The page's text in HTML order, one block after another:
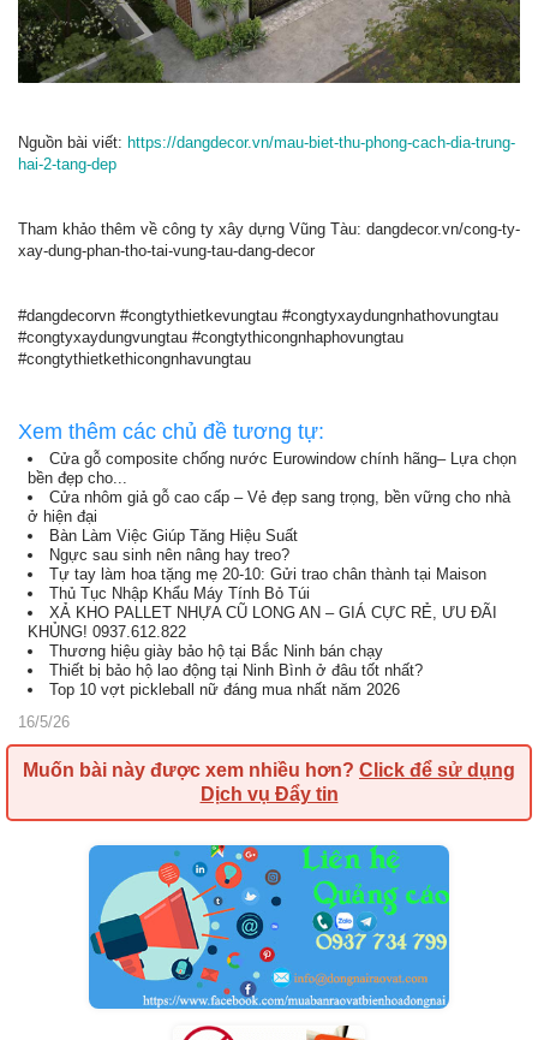
Nguồn bài viết: https://dangdecor.vn/mau-biet-thu-phong-cach-dia-trung-
hai-2-tang-dep
Tham khảo thêm về công ty xây dựng Vũng Tàu: dangdecor.vn/cong-ty-
xay-dung-phan-tho-tai-vung-tau-dang-decor
#dangdecorvn #congtythietkevungtau #congtyxaydungnhathovungtau
#congtyxaydungvungtau #congtythicongnhaphovungtau
#congtythietkethicongnhavungtau
Xem thêm các chủ đề tương tự:
Cửa gỗ composite chống nước Eurowindow chính hãng– Lựa chọn
bền đẹp cho...
Cửa nhôm giả gỗ cao cấp – Vẻ đẹp sang trọng, bền vững cho nhà
ở hiện đại
Bàn Làm Việc Giúp Tăng Hiệu Suất
Ngực sau sinh nên nâng hay treo?
Tự tay làm hoa tặng mẹ 20-10: Gửi trao chân thành tại Maison
Thủ Tục Nhập Khẩu Máy Tính Bỏ Túi
XẢ KHO PALLET NHỰA CŨ LONG AN – GIÁ CỰC RẺ, ƯU ĐÃI
KHỦNG! 0937.612.822
Thương hiệu giày bảo hộ tại Bắc Ninh bán chạy
Thiết bị bảo hộ lao động tại Ninh Bình ở đâu tốt nhất?
Top 10 vợt pickleball nữ đáng mua nhất năm 2026
16/5/26
Muốn bài này được xem nhiều hơn? Click để sử dụng
Dịch vụ Đẩy tin